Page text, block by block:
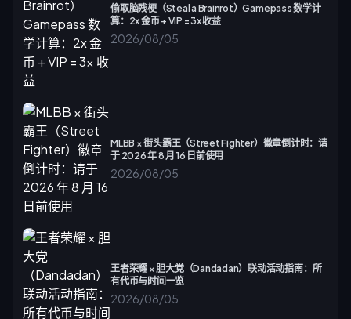
偷取脑残梗（Steal a Brainrot）Gamepass 数学计
算：2x 金币 + VIP = 3x 收益
2026/08/05
MLBB × 街头霸王（Street Fighter）徽章倒计时：请
于 2026 年 8 月 16 日前使用
2026/08/05
王者荣耀 × 胆大党（Dandadan）联动活动指南：所
有代币与时间一览
2026/08/05